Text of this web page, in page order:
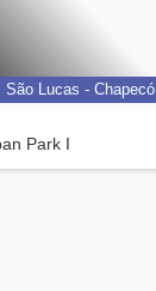
Park I
São Lucas - Chapecó